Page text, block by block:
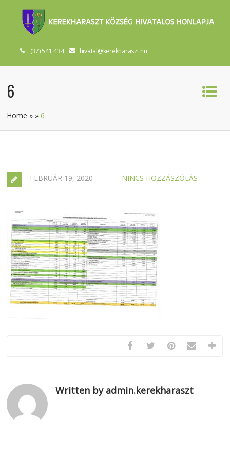
(37) 541 434 hivatal@kerekharaszt.hu
6
Home » »6
FEBRUÁR 19, 2020 NINCS HOZZÁSZÓLÁS
Written by admin.kerekharaszt